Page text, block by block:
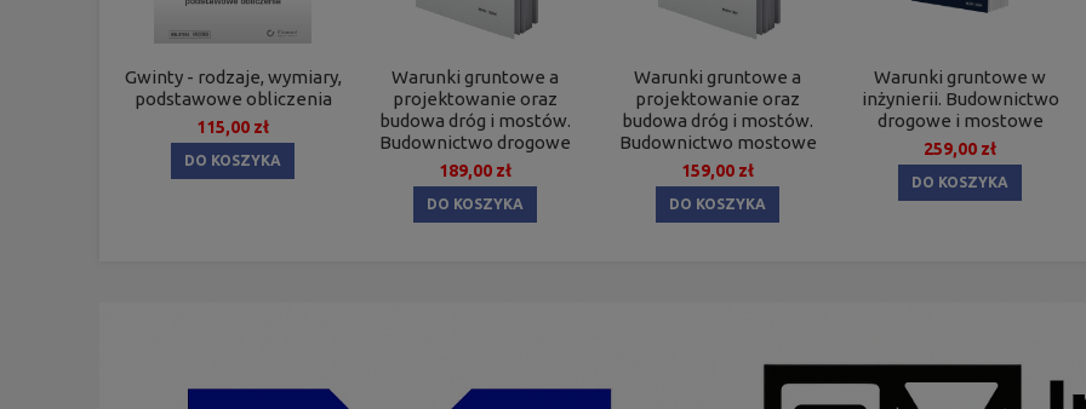
Gwinty - rodzaje, wymiary,
podstawowe obliczenia
115,00 zł
DO KOSZYKA
Warunki gruntowe a
projektowanie oraz
budowa dróg i mostów.
Budownictwo drogowe
189,00 zł
DO KOSZYKA
Warunki gruntowe a
projektowanie oraz
budowa dróg i mostów.
Budownictwo mostowe
159,00 zł
DO KOSZYKA
Warunki gruntowe w
inżynierii. Budownictwo
drogowe i mostowe
259,00 zł
DO KOSZYKA